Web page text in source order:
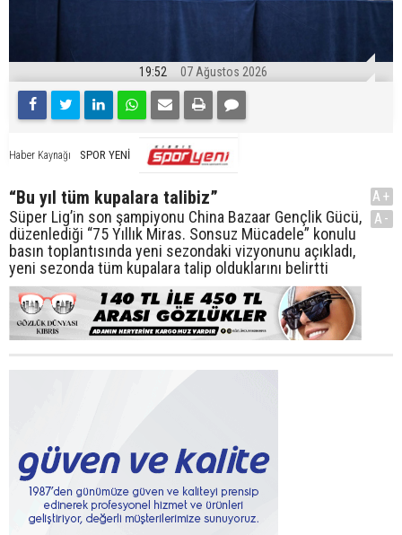
19:52 07 Ağustos 2026
Haber Kaynağı SPOR YENİ
“Bu yıl tüm kupalara talibiz”
Süper Lig’in son şampiyonu China Bazaar Gençlik Gücü,
düzenlediği “75 Yıllık Miras. Sonsuz Mücadele” konulu
basın toplantısında yeni sezondaki vizyonunu açıkladı,
yeni sezonda tüm kupalara talip olduklarını belirtti
A+
A-